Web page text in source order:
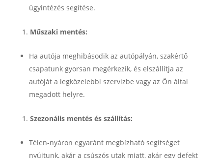
ügyintézés segítése.
Műszaki mentés:
Ha autója meghibásodik az autópályán, szakértő
csapatunk gyorsan megérkezik, és elszállítja az
autóját a legközelebbi szervizbe vagy az Ön által
megadott helyre.
Szezonális mentés és szállítás:
Télen-nyáron egyaránt megbízható segítséget
nyújtunk, akár a csúszós utak miatt, akár egy defekt